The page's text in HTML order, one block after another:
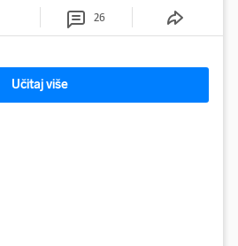
26
Učitaj više